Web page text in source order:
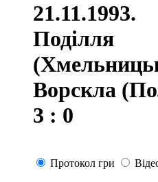
21.11.1993.
Поділля
Ворскла
3 : 0
Протокол гри